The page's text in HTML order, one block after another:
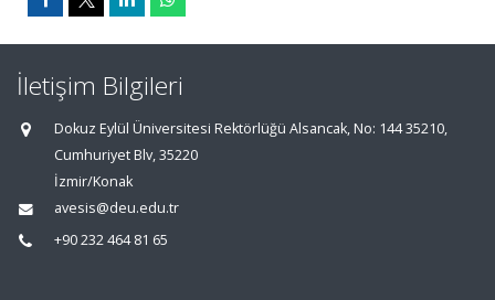
İletişim Bilgileri
Dokuz Eylül Üniversitesi Rektörlüğü Alsancak, No: 144 35210,
Cumhuriyet Blv, 35220
İzmir/Konak
avesis@deu.edu.tr
+90 232 464 81 65